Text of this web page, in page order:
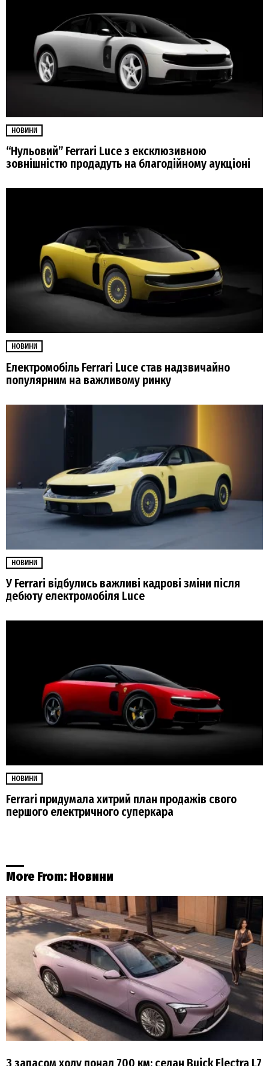
НОВИНИ
“Нульовий” Ferrari Luce з ексклюзивною
зовнішністю продадуть на благодійному аукціоні
НОВИНИ
Електромобіль Ferrari Luce став надзвичайно
популярним на важливому ринку
НОВИНИ
У Ferrari відбулись важливі кадрові зміни після
дебюту електромобіля Luce
НОВИНИ
Ferrari придумала хитрий план продажів свого
першого електричного суперкара
More From: Новини
З запасом ходу понад 700 км: седан Buick Electra L7